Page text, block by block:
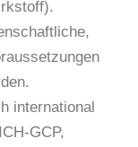
international
GCP,